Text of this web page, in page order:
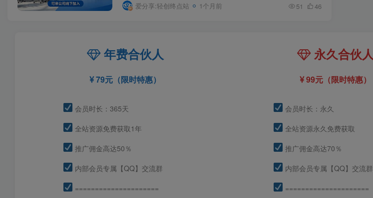
爱分享:轻创终点站 1个月前 51 46
年费合伙人
79元（限时特惠）
会员时长：365天
全站资源免费获取1年
推广佣金高达50％
内部会员专属【QQ】交流群
=====================
永久合伙人
99元（限时特惠）
会员时长：永久
全站资源永久免费获取
推广佣金高达70％
内部会员专属【QQ】交流群
=====================